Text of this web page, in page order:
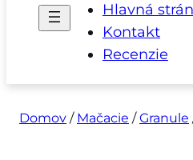
Hlavná
Kontakt
Recenzie
Domov / Mačacie /Granule